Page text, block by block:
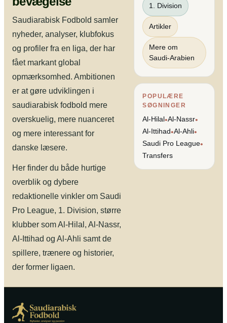
Saudiarabisk Fodbold samler
nyheder, analyser, klubfokus
og profiler fra en liga, der har
fået markant global
opmærksomhed. Ambitionen
er at gøre udviklingen i
saudiarabisk fodbold mere
overskuelig, mere nuanceret
og mere interessant for
danske læsere.
Her finder du både hurtige
overblik og dybere
redaktionelle vinkler om Saudi
Pro League, 1. Division, større
klubber som Al-Hilal, Al-Nassr,
Al-Ittihad og Al-Ahli samt de
spillere, trænere og historier,
der former ligaen.
1. Division
Artikler
Mere om
Saudi-Arabien
POPULÆRE
SØGNINGER
Al-Hilal•Al-Nassr•
Al-Ittihad•Al-Ahli•
Saudi Pro League•
Transfers